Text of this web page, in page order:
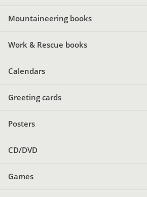
Mountaineering books
Work & Rescue books
Calendars
Greeting cards
Posters
CD/DVD
Games